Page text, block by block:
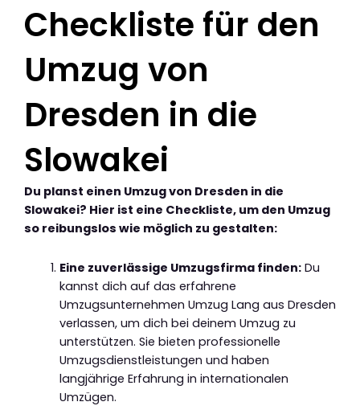
Checkliste für den
Umzug von
Dresden in die
Slowakei
Du planst einen Umzug von Dresden in die
Slowakei? Hier ist eine Checkliste, um den Umzug
so reibungslos wie möglich zu gestalten:
Eine zuverlässige Umzugsfirma finden:Du
kannst dich auf das erfahrene
Umzugsunternehmen Umzug Lang aus Dresden
verlassen, um dich bei deinem Umzug zu
unterstützen. Sie bieten professionelle
Umzugsdienstleistungen und haben
langjährige Erfahrung in internationalen
Umzügen.